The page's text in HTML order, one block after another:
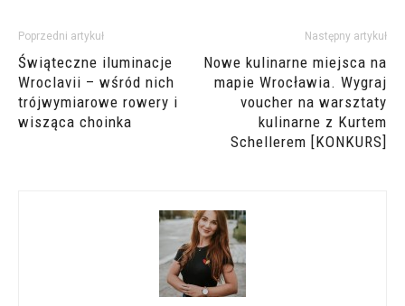
Poprzedni artykuł
Świąteczne iluminacje
Wroclavii – wśród nich
trójwymiarowe rowery i
wisząca choinka
Następny artykuł
Nowe kulinarne miejsca na
mapie Wrocławia. Wygraj
voucher na warsztaty
kulinarne z Kurtem
Schellerem [KONKURS]